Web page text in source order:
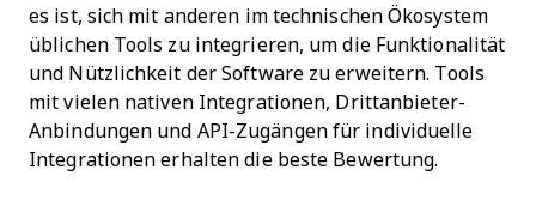
es ist, sich mit anderen im technischen Ökosystem
üblichen Tools zu integrieren, um die Funktionalität
und Nützlichkeit der Software zu erweitern. Tools
mit vielen nativen Integrationen, Drittanbieter-
Anbindungen und API-Zugängen für individuelle
Integrationen erhalten die beste Bewertung.